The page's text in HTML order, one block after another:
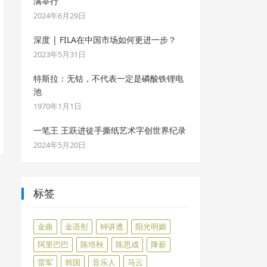
2024年6月29日
深度 | FILA在中国市场如何更进一步？
2023年5月31日
特斯拉：无钴，不代表一定是磷酸铁锂电
池
1970年1月1日
一笔王 王跃进徒手撕纸艺术字创世界纪录
2024年5月20日
标签
金曲 金语彤 钟讲透
阳光明媚
阿里巴巴
陈培秋 陈思成
降薪
雷军
韩国 音乐人 马云